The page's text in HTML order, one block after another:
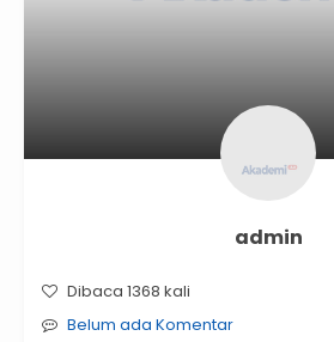
admin
Dibaca 1368 kali
Belum ada Komentar